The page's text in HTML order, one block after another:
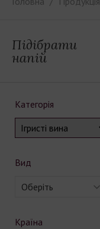
Підібрати
напій
Категорія
Вид
Оберіть
Країна